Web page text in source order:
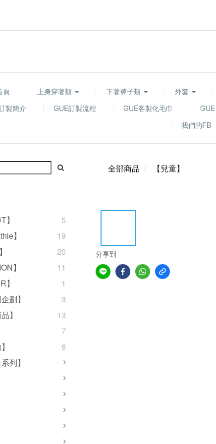
頁 上身穿著類 下著褲子類 外套
製簡介
GUE訂製流程 GUE客製化毛巾
我們的FB
】
5
】
19
20
】
11
】
1
劃】
3
】
13
7
6
列】
全部商品 【兒童】
分享到